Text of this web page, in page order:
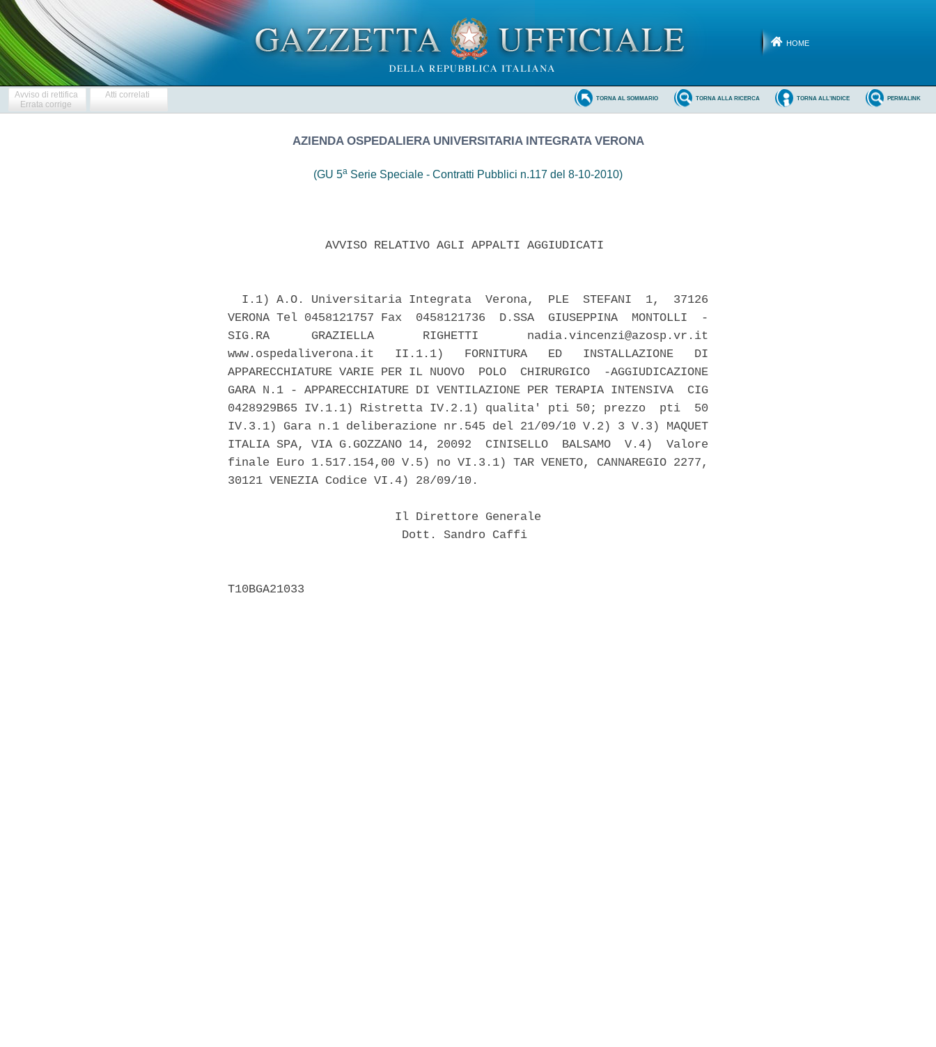
HOME
Avviso di rettifica
Errata corrige
Atti correlati PERMALINK
TORNA ALL'INDICE
TORNA ALLA RICERCA
TORNA AL SOMMARIO
AZIENDA OSPEDALIERA UNIVERSITARIA INTEGRATA VERONA
(GU 5a Serie Speciale - Contratti Pubblici n.117 del 8-10-2010)
              AVVISO RELATIVO AGLI APPALTI AGGIUDICATI
  I.1) A.O. Universitaria Integrata  Verona,  PLE  STEFANI  1,  37126
VERONA Tel 0458121757 Fax  0458121736  D.SSA  GIUSEPPINA  MONTOLLI  -
SIG.RA      GRAZIELLA       RIGHETTI       nadia.vincenzi@azosp.vr.it
www.ospedaliverona.it   II.1.1)   FORNITURA   ED   INSTALLAZIONE   DI
APPARECCHIATURE VARIE PER IL NUOVO  POLO  CHIRURGICO  -AGGIUDICAZIONE
GARA N.1 - APPARECCHIATURE DI VENTILAZIONE PER TERAPIA INTENSIVA  CIG
0428929B65 IV.1.1) Ristretta IV.2.1) qualita' pti 50; prezzo  pti  50
IV.3.1) Gara n.1 deliberazione nr.545 del 21/09/10 V.2) 3 V.3) MAQUET
ITALIA SPA, VIA G.GOZZANO 14, 20092  CINISELLO  BALSAMO  V.4)  Valore
finale Euro 1.517.154,00 V.5) no VI.3.1) TAR VENETO, CANNAREGIO 2277,
30121 VENEZIA Codice VI.4) 28/09/10.
                        Il Direttore Generale
                         Dott. Sandro Caffi